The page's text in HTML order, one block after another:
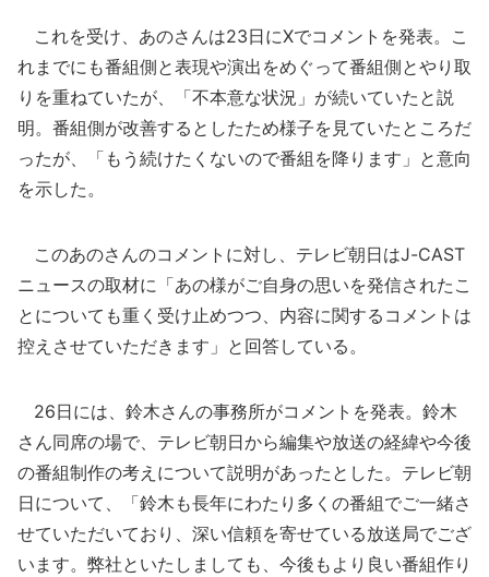
これを受け、あのさんは23日にXでコメントを発表。こ
れまでにも番組側と表現や演出をめぐって番組側とやり取
りを重ねていたが、「不本意な状況」が続いていたと説
明。番組側が改善するとしたため様子を見ていたところだ
ったが、「もう続けたくないので番組を降ります」と意向
を示した。
このあのさんのコメントに対し、テレビ朝日はJ-CAST
ニュースの取材に「あの様がご自身の思いを発信されたこ
とについても重く受け止めつつ、内容に関するコメントは
控えさせていただきます」と回答している。
26日には、鈴木さんの事務所がコメントを発表。鈴木
さん同席の場で、テレビ朝日から編集や放送の経緯や今後
の番組制作の考えについて説明があったとした。テレビ朝
日について、「鈴木も長年にわたり多くの番組でご一緒さ
せていただいており、深い信頼を寄せている放送局でござ
います。弊社といたしましても、今後もより良い番組作り